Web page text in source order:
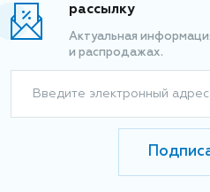
рассылку
Актуальная
и распродажах.
Введите электронный адрес